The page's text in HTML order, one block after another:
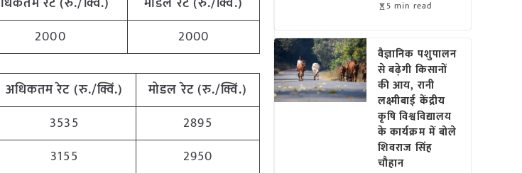
2000 2000
अधिकतमरेट (रु./क्विं.) मोडल रेट(रु./क्विं.)
3535
2895
3155
2950
5 min read
वैज्ञानिक पशुपालन
से बढ़ेगी किसानों
की आय, रानी
लक्ष्मीबाई केंद्रीय
कृषि विश्वविद्यालय
के कार्यक्रम में बोले
शिवराज सिंह
चौहान